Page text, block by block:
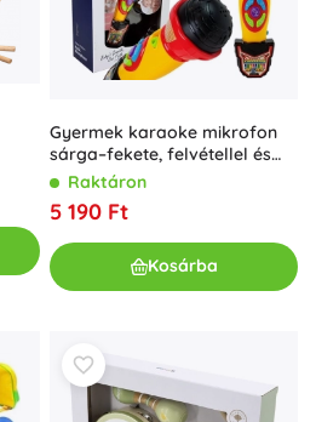
Gyermek karaoke mikrofon
sárga–fekete, felvétellel és
fényhatásokkal
Raktáron
5 190 Ft
Kosárba